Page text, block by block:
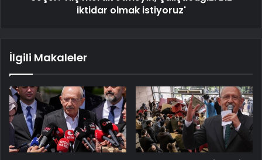
iktidar olmak istiyoruz'
İlgili Makaleler